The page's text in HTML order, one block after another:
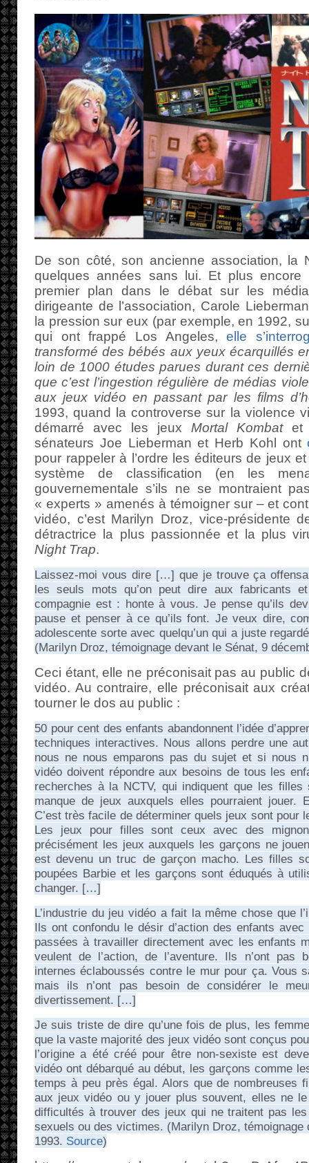
De son côté, son ancienne association, la
quelques années sans lui. Et plus
premier plan dans le débat sur les
dirigeante de l’association, Carole
la pression sur eux (par exemple, en 1992,
qui ont frappé Los Angeles,elle
transformé des bébés aux yeux écarquillés
loin de 1000 études parues durant ces
que c’est l’ingestion régulière de médias
aux jeux vidéo en passant par les films
1993, quand la controverse sur la violence
démarré avec les jeux Mortal Kombat
sénateurs Joe Lieberman et Herb Kohl ont
pour rappeler à l’ordre les éditeurs de jeux
système de classification (en les
gouvernementale s’ils ne se montraient
« experts » amenés à témoigner sur – et
vidéo, c’est Marilyn Droz, vice-présidente
détractrice la plus passionnée et la plus
Night Trap.
Laissez-moi vous dire […] que je trouve ça
les seuls mots qu’on peut dire aux fabricants
compagnie est : honte à vous. Je pense qu’ils
pause et penser à ce qu’ils font. Je veux dire,
adolescente sorte avec quelqu’un qui a juste
(Marilyn Droz, témoignage devant le Sénat, 9
Ceci étant, elle ne préconisait pas au public
vidéo. Au contraire, elle préconisait aux
tourner le dos au public :
50 pour cent des enfants abandonnent l’idée
techniques interactives. Nous allons perdre une
nous ne nous emparons pas du sujet et si nous
vidéo doivent répondre aux besoins de tous les
recherches à la NCTV, qui indiquent que les
manque de jeux auxquels elles pourraient jouer.
C’est très facile de déterminer quels jeux sont pour
Les jeux pour filles sont ceux avec des
précisément les jeux auxquels les garçons ne
est devenu un truc de garçon macho. Les filles
poupées Barbie et les garçons sont éduqués à
changer. […]
L’industrie du jeu vidéo a fait la même chose que
Ils ont confondu le désir d’action des enfants
passées à travailler directement avec les enfants
veulent de l’action, de l’aventure. Ils n’ont pas
internes éclaboussés contre le mur pour ça. Vous
mais ils n’ont pas besoin de considérer le
divertissement. […]
Je suis triste de dire qu’une fois de plus, les
que la vaste majorité des jeux vidéo sont conçus
l’origine a été créé pour être non-sexiste est
vidéo ont débarqué au début, les garçons comme
temps à peu près égal. Alors que de nombreuses
aux jeux vidéo ou y jouer plus souvent, elles ne
difficultés à trouver des jeux qui ne traitent pas
sexuels ou des victimes. (Marilyn Droz, témoignage
1993. Source)